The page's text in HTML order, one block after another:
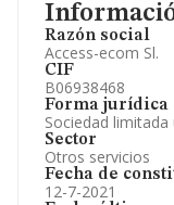
Razón social
Access-ecom Sl.
CIF
B06938468
Forma jurídica
Sociedad limitada
Sector
Otros servicios
Fecha de
12-7-2021